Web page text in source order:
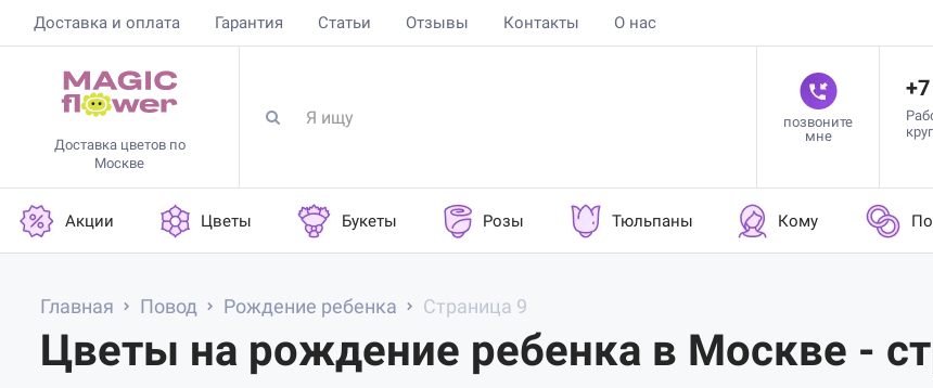
Доставка и оплата Гарантия Статьи Отзывы Контакты О нас
Доставка цветов по
Москве
позвоните
мне
Акции Цветы Букеты Розы Тюльпаны Кому
Главная Повод Рождение ребенка Страница 9
Цветы на рождение ребенка в Москве -